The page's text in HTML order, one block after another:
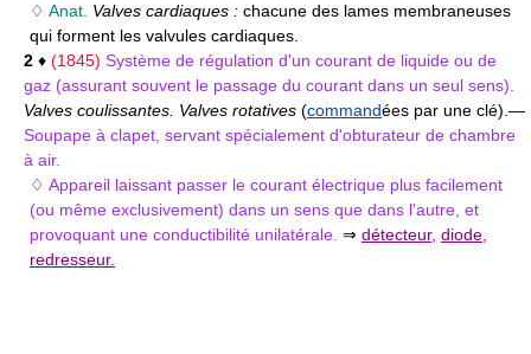
♢ Anat. Valves cardiaques : chacune des lames membraneuses
qui forment les valvules cardiaques.
2 ♦ (1845) Système de régulation d'un courant de liquide ou de
gaz (assurant souvent le passage du courant dans un seul sens).
Valves coulissantes. Valves rotatives (commandées par une clé). —
Soupape à clapet, servant spécialement d'obturateur de chambre
à air.
♢ Appareil laissant passer le courant électrique plus facilement
(ou même exclusivement) dans un sens que dans l'autre, et
provoquant une conductibilité unilatérale. ⇒ détecteur, diode
redresseur.